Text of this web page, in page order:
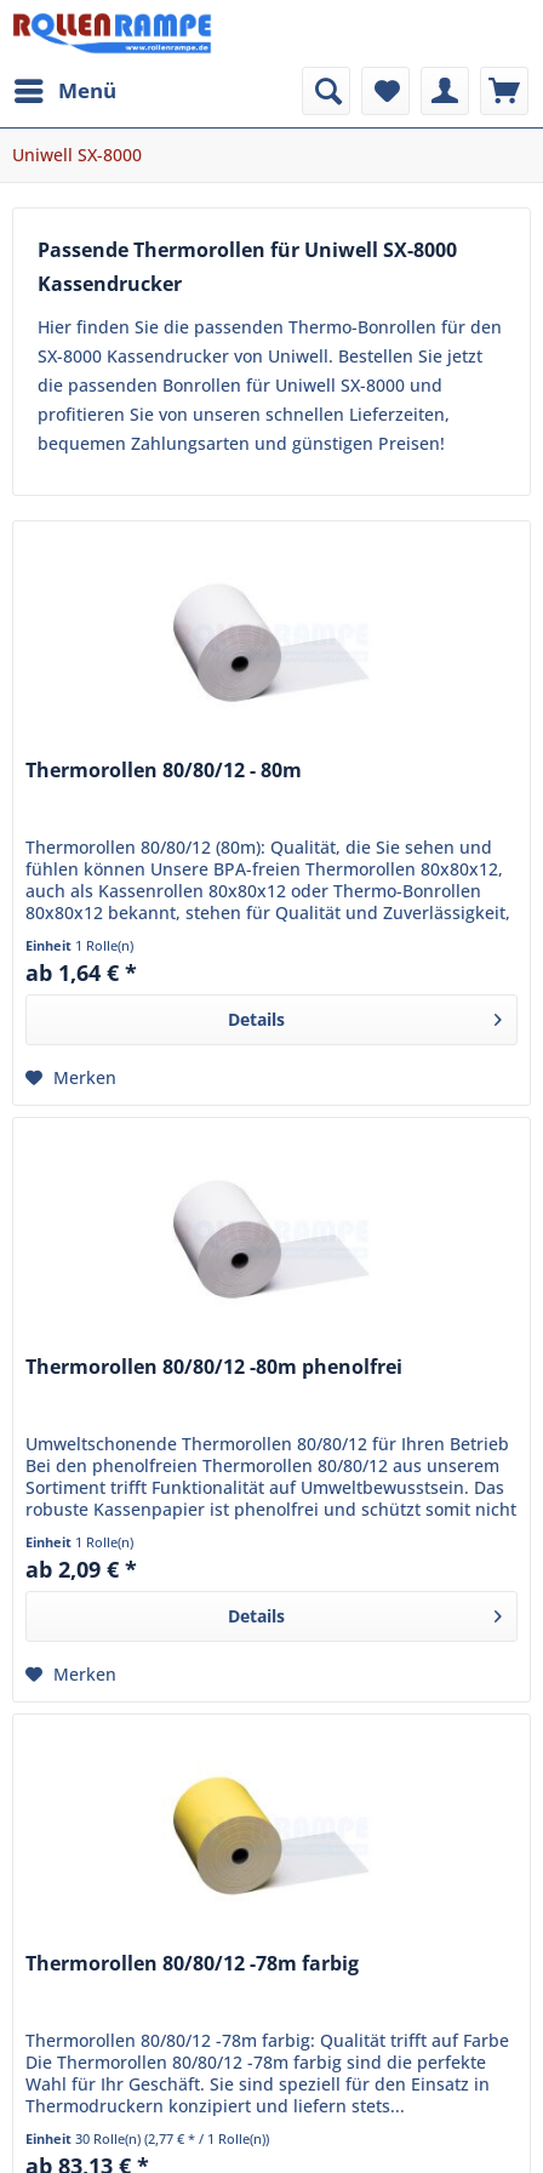
Menü
Uniwell SX-8000
Passende Thermorollen für Uniwell SX-8000
Kassendrucker
Hier finden Sie die passenden Thermo-Bonrollen für den
SX-8000 Kassendrucker von Uniwell. Bestellen Sie jetzt
die passenden Bonrollen für Uniwell SX-8000 und
profitieren Sie von unseren schnellen Lieferzeiten,
bequemen Zahlungsarten und günstigen Preisen!
Thermorollen 80/80/12 - 80m
Thermorollen 80/80/12 (80m): Qualität, die Sie sehen und
fühlen können Unsere BPA-freien Thermorollen 80x80x12,
auch als Kassenrollen 80x80x12 oder Thermo-Bonrollen
80x80x12 bekannt, stehen für Qualität und Zuverlässigkeit,
die Ihr...
Einheit 1 Rolle(n)
ab 1,64 € *
Details
Merken
Thermorollen 80/80/12 -80m phenolfrei
Umweltschonende Thermorollen 80/80/12 für Ihren Betrieb
Bei den phenolfreien Thermorollen 80/80/12 aus unserem
Sortiment trifft Funktionalität auf Umweltbewusstsein. Das
robuste Kassenpapier ist phenolfrei und schützt somit nicht
nur...
Einheit 1 Rolle(n)
ab 2,09 € *
Details
Merken
Thermorollen 80/80/12 -78m farbig
Thermorollen 80/80/12 -78m farbig: Qualität trifft auf Farbe
Die Thermorollen 80/80/12 -78m farbig sind die perfekte
Wahl für Ihr Geschäft. Sie sind speziell für den Einsatz in
Thermodruckern konzipiert und liefern stets...
Einheit30 Rolle(n)(2,77 € * / 1 Rolle(n))
ab 83,13 € *